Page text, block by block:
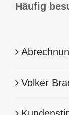
Häufig
Volker